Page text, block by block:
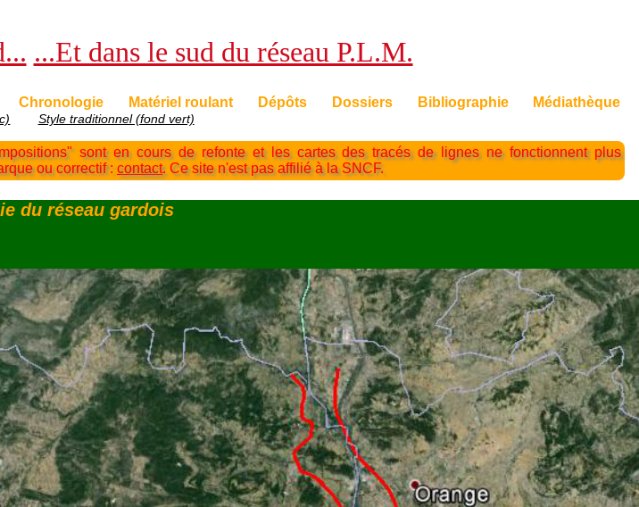
...Et dans le sud du réseau P.L.M.
Chronologie Matériel roulant Dépôts Dossiers Bibliographie Médiathèque
Style traditionnel (fond vert)
sont en cours de refonte et les cartes des tracés de lignes ne fonctionnent plus
ou correctif : contact. Ce site n'est pas affilié à la SNCF.
du réseau gardois